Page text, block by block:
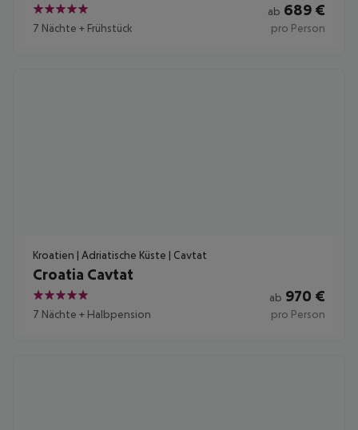
5
7 Nächte + Frühstück
ab 689 €
pro Person
Kroatien | Adriatische Küste | Cavtat
Croatia Cavtat
5
7 Nächte + Halbpension
ab 970 €
pro Person